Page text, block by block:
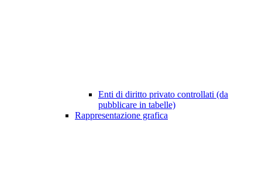
Enti di diritto privato controllati (da
pubblicare in tabelle)
Rappresentazione grafica